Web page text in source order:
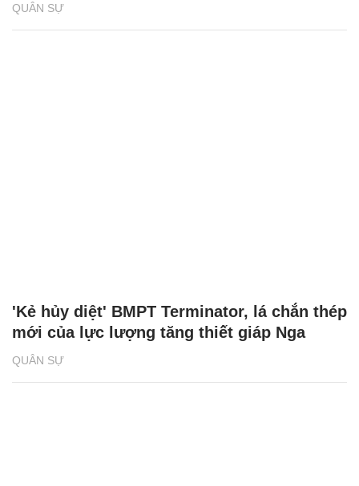
QUÂN SỰ
QUÂN SỰ
'Kẻ hủy diệt' BMPT Terminator, lá chắn thép
mới của lực lượng tăng thiết giáp Nga